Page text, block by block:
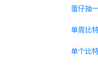
蛋仔抽
单周比
单个比